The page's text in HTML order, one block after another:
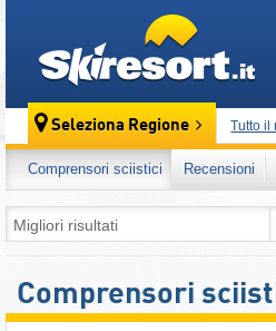
Seleziona Regione Tutto il
Comprensori sciistici Recensioni
Comprensori